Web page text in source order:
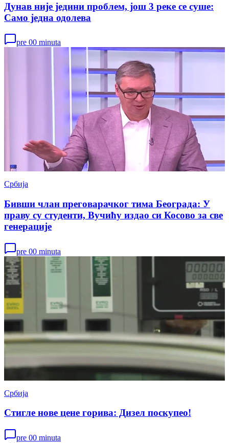
Дунав није једини проблем, још 3 реке се суше:
Само једна одолева
pre 00 minuta
Србија
Бивши члан преговарачког тима Београда: У
праву су студенти, Вучићу издао си Косово за све
генерације
pre 00 minuta
Србија
Стигле нове цене горива: Дизел поскупео!
pre 00 minuta